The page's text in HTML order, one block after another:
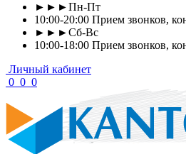
►►►Пн-Пт
10:00-20:00 Прием звонков,
►►►Сб-Вс
10:00-18:00 Прием звонков,
Личный кабинет
0 0 0